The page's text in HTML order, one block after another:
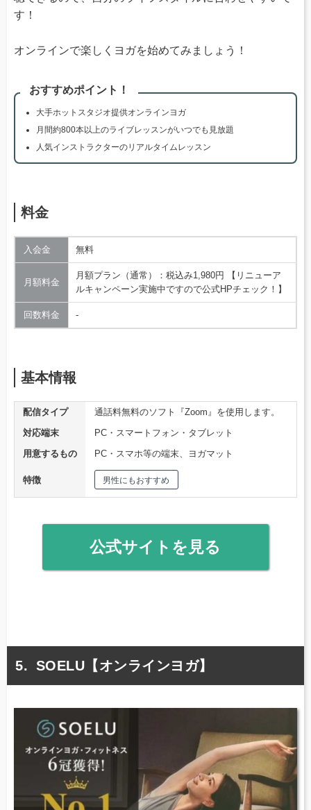
す！
オンラインで楽しくヨガを始めてみましょう！
おすすめポイント！
大手ホットスタジオ提供オンラインヨガ
月間約800本以上のライブレッスンがいつでも見放題
人気インストラクターのリアルタイムレッスン
料金
入会金 無料
月額料金
月額プラン（通常）：税込み1,980円 【リニューア
ルキャンペーン実施中ですので公式HPチェック！】
回数料金 ‐
基本情報
配信タイプ
通話料無料のソフト『Zoom』を使用します。
対応端末
PC・スマートフォン・タブレット
用意するもの
PC・スマホ等の端末、ヨガマット
特徴 男性にもおすすめ
公式サイトを見る
SOELU【オンラインヨガ】